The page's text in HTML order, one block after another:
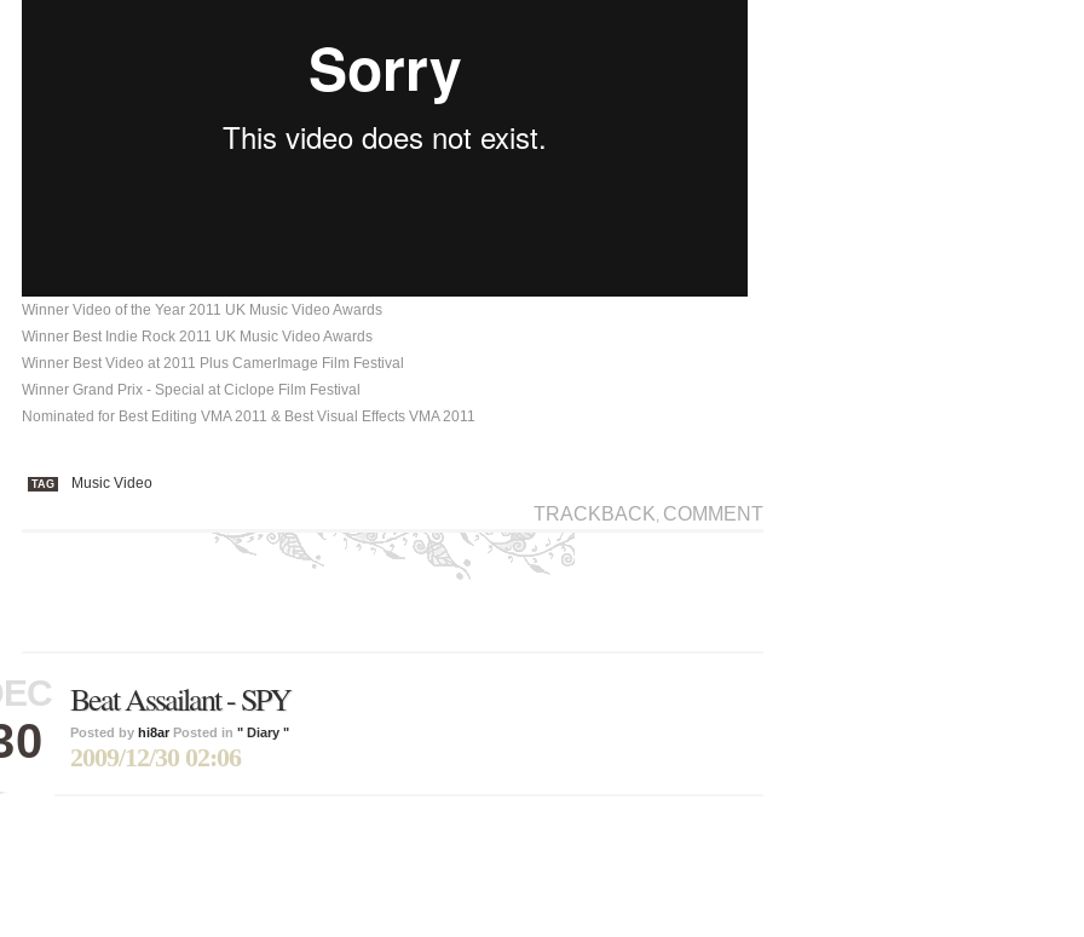
Winner Video of the Year 2011 UK Music Video Awards
Winner Best Indie Rock 2011 UK Music Video Awards
Winner Best Video at 2011 Plus CamerImage Film Festival
Winner Grand Prix - Special at Ciclope Film Festival
Nominated for Best Editing VMA 2011 & Best Visual Effects VMA 2011
TAG Music Video
TRACKBACK, COMMENT
Beat Assailant - SPY
Posted by hi8ar Posted in " Diary "
2009/12/30 02:06